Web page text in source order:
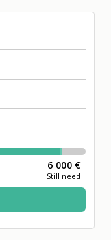
6 000 €
Still need